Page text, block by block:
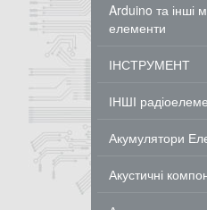
Arduino та інші
елементи
ІНСТРУМЕНТ
ІНШІ
Акумулятори
Акустичні